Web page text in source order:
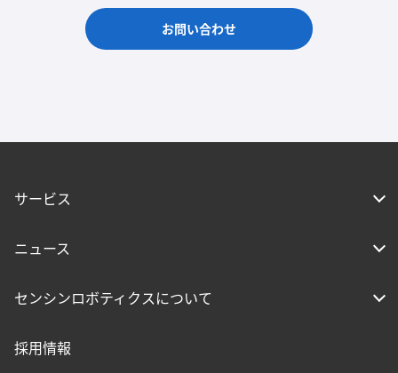
お問い合わせ
サービス
ニュース
センシンロボティクスについて
採用情報